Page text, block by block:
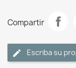
Compartir
Escriba su